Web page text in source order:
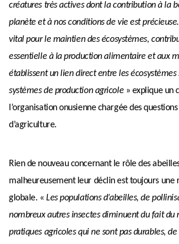
créatures très actives dont la contribution à la
planète et à nos conditions de vie est
vital pour le maintien des écosystèmes,
essentielle à la production alimentaire et aux
établissent un lien direct entre les écosystèmes
systèmes de production agricole » explique un
l’organisation onusienne chargée des
d’agriculture.
Rien de nouveau concernant le rôle des
malheureusement leur déclin est toujours une
globale. «Les populations d’abeilles, de
nombreux autres insectes diminuent du fait du
pratiques agricoles qui ne sont pas durables, de